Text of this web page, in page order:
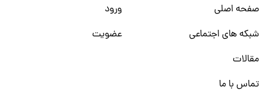
صفحه اصلی
شبکه های اجتماعی
مقالات
تماس با ما
ورود
عضویت